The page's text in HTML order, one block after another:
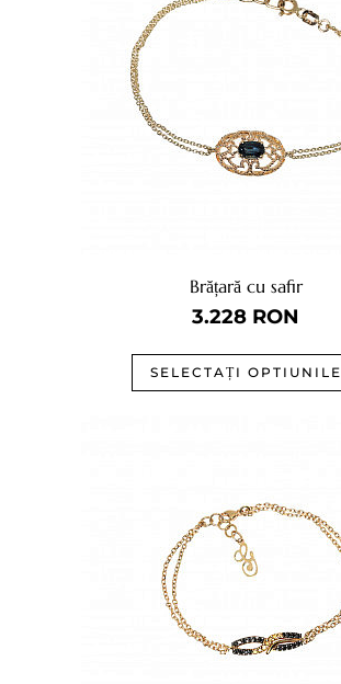
Brățară cu safir
3.228 RON
SELECTAȚI OPTIUNILE